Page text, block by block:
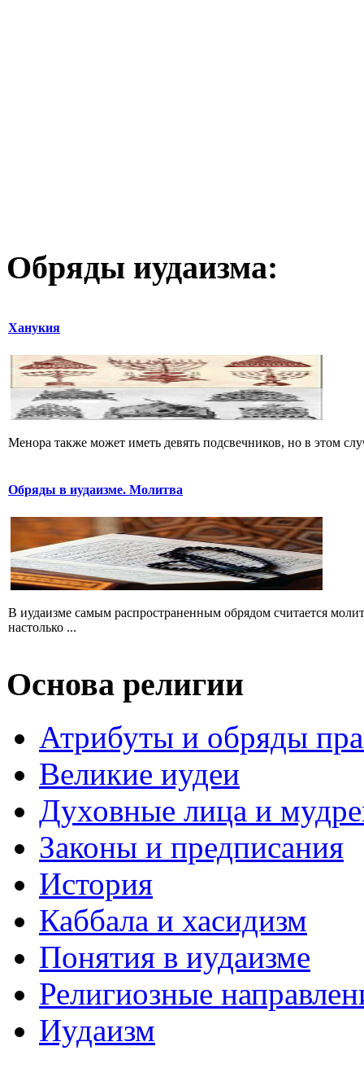
Обряды иудаизма:
Ханукия
Менора также может иметь девять подсвечников, но в этом
Обряды в иудаизме. Молитва
В иудаизме самым распространенным обрядом считается
настолько ...
Основа религии
Атрибуты и обряды
Великие иудеи
Духовные лица и
Законы и предписания
История
Каббала и хасидизм
Понятия в иудаизме
Религиозные
Иудаизм